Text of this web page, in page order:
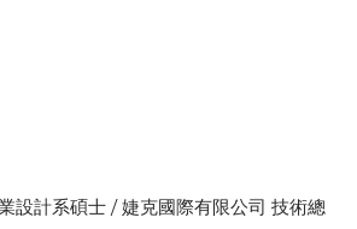
設計系碩士 / 婕克國際有限公司 技術總